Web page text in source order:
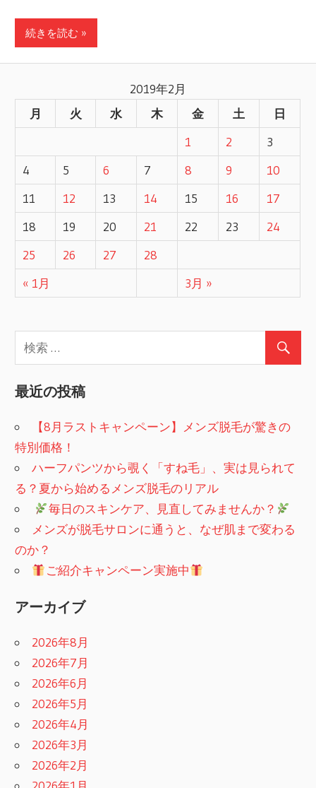
続きを読む »
2019年2月
月
火 水 木 金 土 日
« 1月 3月 »
1 2
3
4
5 6 7 8 9
10
11
12 13 14 15 16
17
18
19 20 21 22 23
24
25
26 27 28
最近の投稿
【8月ラストキャンペーン】メンズ脱毛が驚きの
特別価格！
ハーフパンツから覗く「すね毛」、実は見られて
る？夏から始めるメンズ脱毛のリアル
毎日のスキンケア、見直してみませんか？
メンズが脱毛サロンに通うと、なぜ肌まで変わる
のか？
ご紹介キャンペーン実施中
アーカイブ
2026年8月
2026年7月
2026年6月
2026年5月
2026年4月
2026年3月
2026年2月